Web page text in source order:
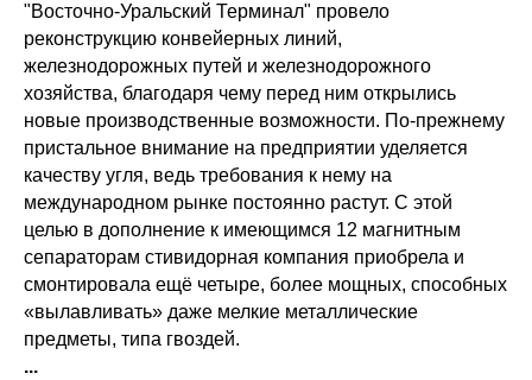
"Восточно-Уральский Терминал" провело
реконструкцию конвейерных линий,
железнодорожных путей и железнодорожного
хозяйства, благодаря чему перед ним открылись
новые производственные возможности. По-прежнему
пристальное внимание на предприятии уделяется
качеству угля, ведь требования к нему на
международном рынке постоянно растут. С этой
целью в дополнение к имеющимся 12 магнитным
сепараторам стивидорная компания приобрела и
смонтировала ещё четыре, более мощных, способных
«вылавливать» даже мелкие металлические
предметы, типа гвоздей.
...